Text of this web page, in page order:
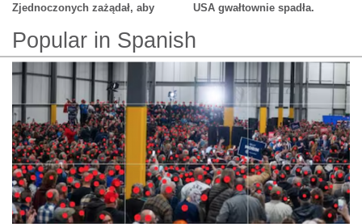
Zjednoczonych zażądał, aby
Salwadorczyka omyłkowo
deportowanego do więzienia w
Bukele.
USA gwałtownie spadła.
strach.
Popular in Spanish